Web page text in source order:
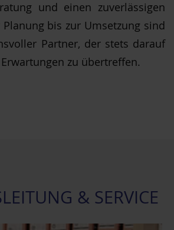
und einen zuverlässigen
Planung bis zur Umsetzung sind
Partner, der stets darauf
zu übertreffen.
& SERVICE